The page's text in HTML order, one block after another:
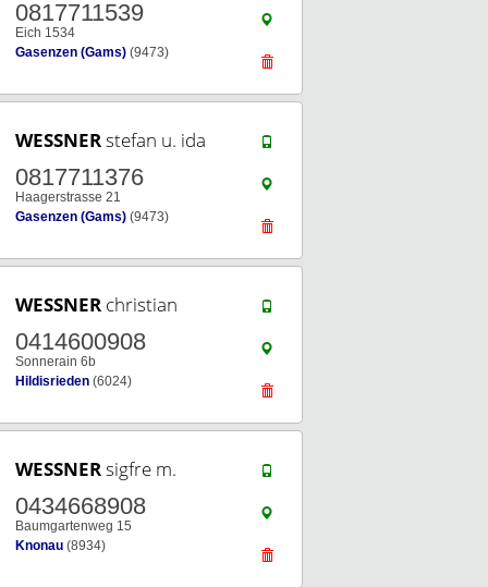
0817711539
Eich 1534
Gasenzen (Gams) (9473)
WESSNERstefan u. ida
0817711376
Haagerstrasse 21
Gasenzen (Gams) (9473)
WESSNER christian
0414600908
Sonnerain 6b
Hildisrieden (6024)
WESSNERsigfre m.
0434668908
Baumgartenweg 15
Knonau (8934)